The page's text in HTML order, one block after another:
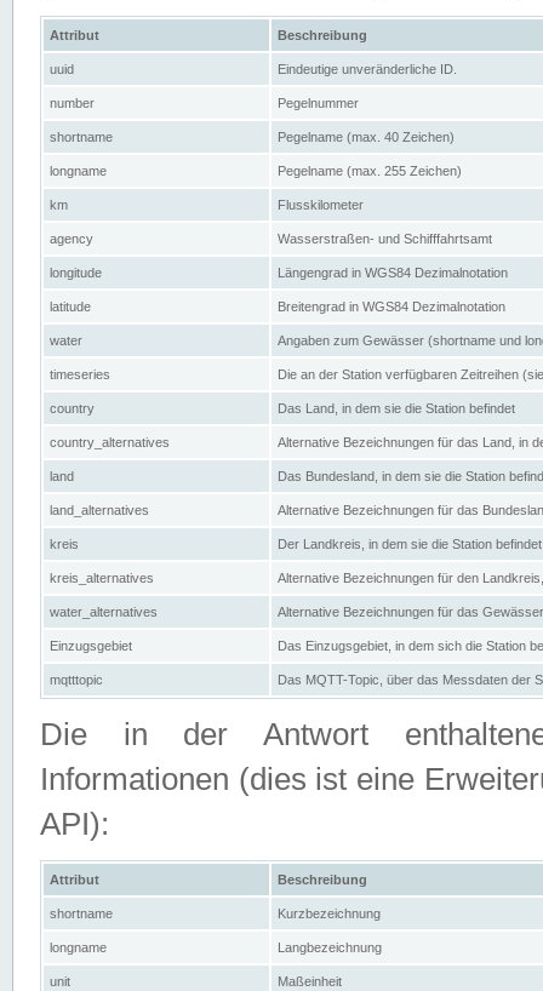
Attribut Beschreibung
uuid Eindeutige unveränderliche ID.
number Pegelnummer
shortname Pegelname (max. 40 Zeichen)
longname Pegelname (max. 255 Zeichen)
km Flusskilometer
agency Wasserstraßen- und Schifffahrtsamt
longitude Längengrad in WGS84 Dezimalnotation
latitude Breitengrad in WGS84 Dezimalnotation
water Angaben zum Gewässer (shortname und
timeseries Die an der Station verfügbaren Zeitreihen
country Das Land, in dem sie die Station befindet
country_alternatives Alternative Bezeichnungen für das Land, in
land Das Bundesland, in dem sie die Station
land_alternatives Alternative Bezeichnungen für das
kreis Der Landkreis, in dem sie die Station befindet
kreis_alternatives Alternative Bezeichnungen für den
water_alternatives Alternative Bezeichnungen für das
Einzugsgebiet Das Einzugsgebiet, in dem sich die Station
mqtttopic Das MQTT-Topic, über das Messdaten der
Die in der Antwort
Informationen (dies ist eine
API):
Attribut Beschreibung
shortname Kurzbezeichnung
longname Langbezeichnung
unit Maßeinheit